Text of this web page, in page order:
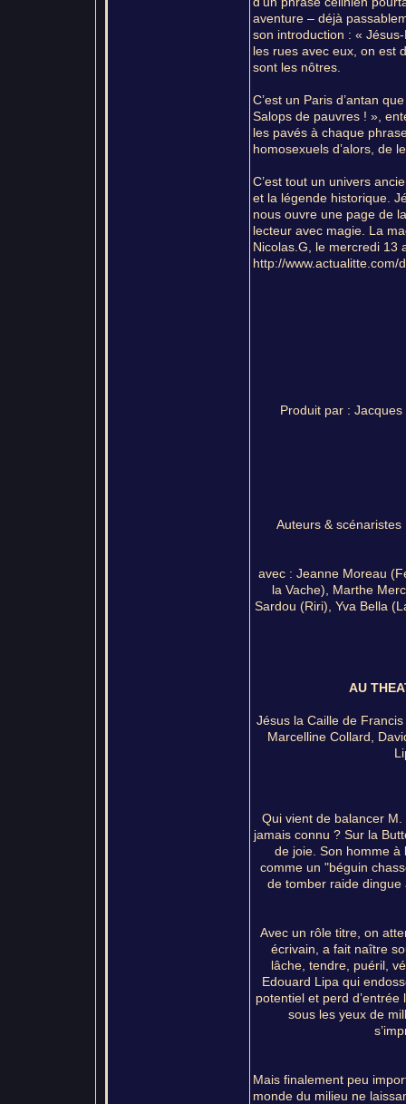
aventure – déjà
son introduction : «
les rues avec eux, on est
sont les nôtres.
C’est un Paris d’antan
Salops de pauvres ! »,
les pavés à chaque
homosexuels d’alors, de
C’est tout un univers
et la légende historique.
nous ouvre une page de
lecteur avec magie. La
Nicolas.G, le mercredi 13
http://www.actualitte.com/
Produit par :
Auteurs &
avec : Jeanne Moreau
la Vache), Marthe
Sardou (Riri), Yva Bella
AU
Jésus la Caille de
Marcelline Collard,
Qui vient de balancer
jamais connu ? Sur la
de joie. Son homme à
comme un "béguin
de tomber raide
Avec un rôle titre, on
écrivain, a fait naître
lâche, tendre, puéril,
Edouard Lipa qui
potentiel et perd
sous les yeux de
Mais finalement peu
monde du milieu ne